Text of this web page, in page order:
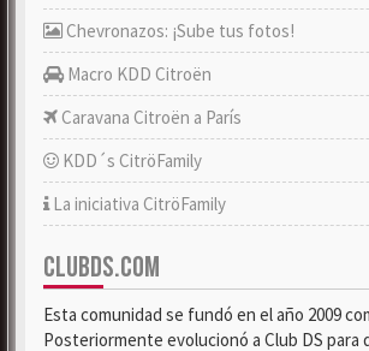
Chevronazos: ¡Sube tus fotos!
Macro KDD Citroën
Caravana Citroën a París
KDD´s CitröFamily
La iniciativa CitröFamily
CLUBDS.COM
Esta comunidad se fundó en el año 2009
Posteriormente evolucionó a Club DS para